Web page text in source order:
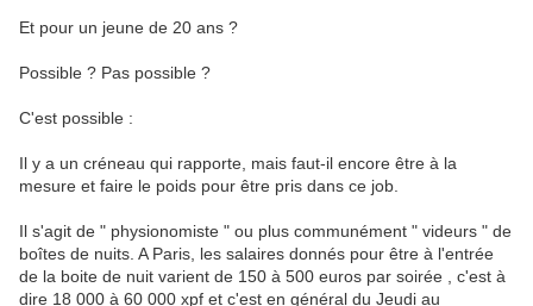
Et pour un jeune de 20 ans ?
Possible ? Pas possible ?
C'est possible :
Il y a un créneau qui rapporte, mais faut-il encore être à la
mesure et faire le poids pour être pris dans ce job.
Il s'agit de " physionomiste " ou plus communément " videurs " de
boîtes de nuits. A Paris, les salaires donnés pour être à l'entrée
de la boite de nuit varient de 150 à 500 euros par soirée , c'est à
dire 18 000 à 60 000 xpf et c'est en général du Jeudi au